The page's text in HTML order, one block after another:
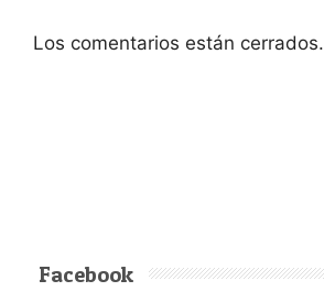
Los comentarios están cerrados.
Facebook